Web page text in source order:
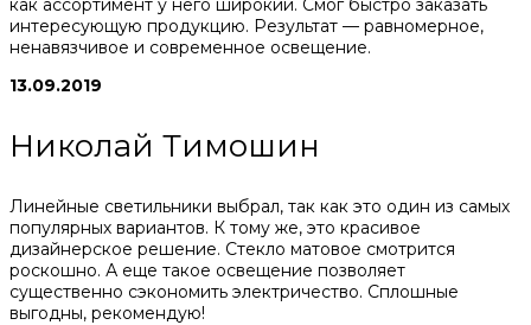
как ассортимент у него широкий. Смог быстро заказать
интересующую продукцию. Результат — равномерное,
ненавязчивое и современное освещение.
13.09.2019
Николай Тимошин
Линейные светильники выбрал, так как это один из самых
популярных вариантов. К тому же, это красивое
дизайнерское решение. Стекло матовое смотрится
роскошно. А еще такое освещение позволяет
существенно сэкономить электричество. Сплошные
выгодны, рекомендую!